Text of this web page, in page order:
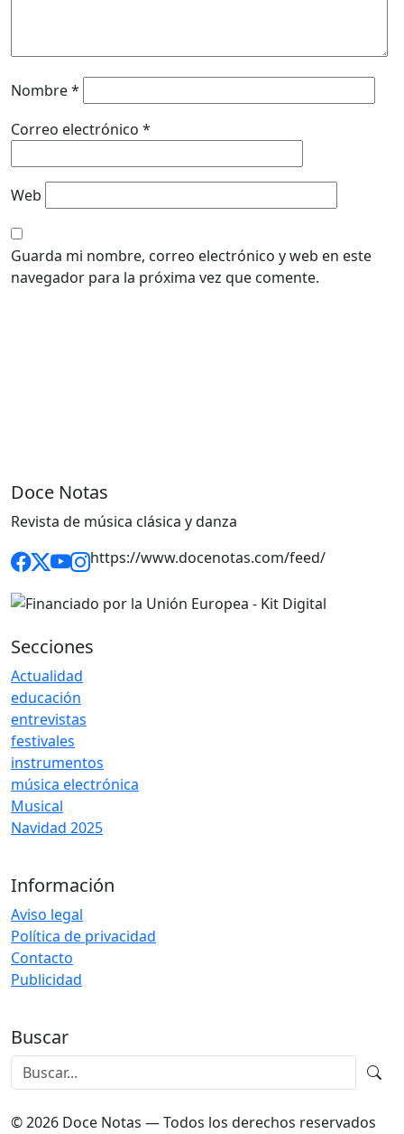
Nombre*
Correo electrónico *
Web
Guarda mi nombre, correo electrónico y web en este
navegador para la próxima vez que comente.
Doce Notas
Revista de música clásica y danza
https://www.docenotas.com/feed/
Secciones
Actualidad
educación
entrevistas
festivales
instrumentos
música electrónica
Musical
Navidad 2025
Información
Aviso legal
Política de privacidad
Contacto
Publicidad
Buscar
© 2026 Doce Notas — Todos los derechos reservados